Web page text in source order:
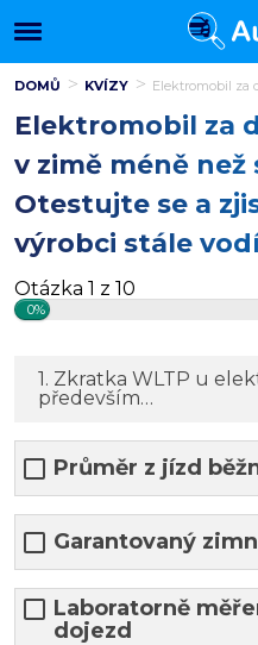
DOMŮ KVÍZY Elektromobil za
Elektromobil za
v zimě méně než
Otestujte se a
výrobci stále
Otázka 1 z 10
0%
1. Zkratka WLTP u
především…
Průměr z jízd
Garantovaný
Laboratorně
dojezd